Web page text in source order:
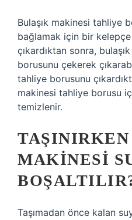
Bulaşık makinesi tahliye
bağlamak için bir kelepçe
çıkardıktan sonra,
borusunu çekerek
tahliye borusunu
makinesi tahliye borusu
temizlenir.
MAKINESI
Taşımadan önce kalan